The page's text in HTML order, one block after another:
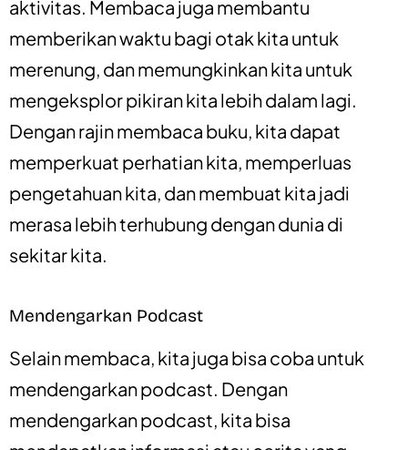
aktivitas. Membaca juga membantu
memberikan waktu bagi otak kita untuk
merenung, dan memungkinkan kita untuk
mengeksplor pikiran kita lebih dalam lagi.
Dengan rajin membaca buku, kita dapat
memperkuat perhatian kita, memperluas
pengetahuan kita, dan membuat kita jadi
merasa lebih terhubung dengan dunia di
sekitar kita.
Mendengarkan Podcast
Selain membaca, kita juga bisa coba untuk
mendengarkan podcast. Dengan
mendengarkan podcast, kita bisa